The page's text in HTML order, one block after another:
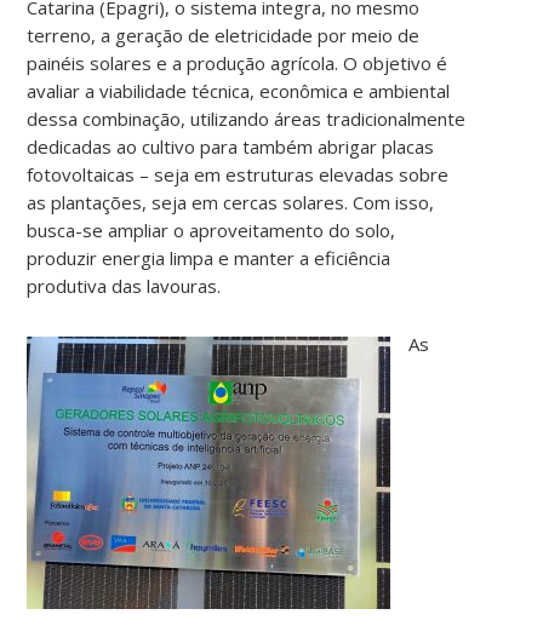
Catarina (Epagri), o sistema integra, no mesmo
terreno, a geração de eletricidade por meio de
painéis solares e a produção agrícola. O objetivo é
avaliar a viabilidade técnica, econômica e ambiental
dessa combinação, utilizando áreas tradicionalmente
dedicadas ao cultivo para também abrigar placas
fotovoltaicas – seja em estruturas elevadas sobre
as plantações, seja em cercas solares. Com isso,
busca-se ampliar o aproveitamento do solo,
produzir energia limpa e manter a eficiência
produtiva das lavouras.
As